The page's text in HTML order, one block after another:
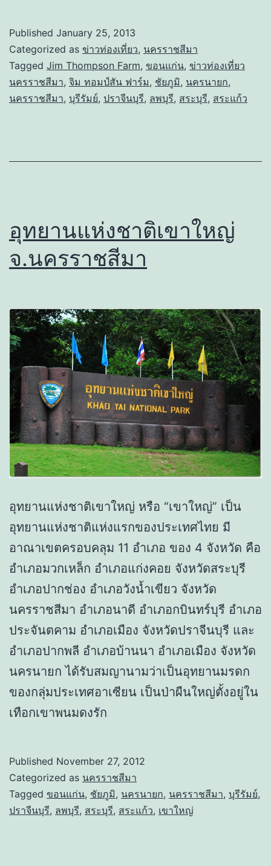
Published January 25, 2013
Categorized as ข่าวท่องเที่ยว, นครราชสีมา
Tagged Jim Thompson Farm, ขอนแก่น, ข่าวท่องเที่ยว
นครราชสีมา, จิม ทอมป์สัน ฟาร์ม, ชัยภูมิ, นครนายก,
นครราชสีมา, บุรีรัมย์, ปราจีนบุรี, ลพบุรี, สระบุรี, สระแก้ว
อุทยานแห่งชาติเขาใหญ่
จ.นครราชสีมา
อุทยานแห่งชาติเขาใหญ่ หรือ “เขาใหญ่” เป็น
อุทยานแห่งชาติแห่งแรกของประเทศไทย มี
อาณาเขตครอบคลุม 11 อำเภอ ของ 4 จังหวัด คือ
อำเภอมวกเหล็ก อำเภอแก่งคอย จังหวัดสระบุรี
อำเภอปากช่อง อำเภอวังน้ำเขียว จังหวัด
นครราชสีมา อำเภอนาดี อำเภอกบินทร์บุรี อำเภอ
ประจันตคาม อำเภอเมือง จังหวัดปราจีนบุรี และ
อำเภอปากพลี อำเภอบ้านนา อำเภอเมือง จังหวัด
นครนายก ได้รับสมญานามว่าเป็นอุทยานมรดก
ของกลุ่มประเทศอาเซียน เป็นป่าผืนใหญ่ตั้งอยู่ใน
เทือกเขาพนมดงรัก
Published November 27, 2012
Categorized as นครราชสีมา
Tagged ขอนแก่น, ชัยภูมิ, นครนายก, นครราชสีมา, บุรีรัมย์,
ปราจีนบุรี, ลพบุรี, สระบุรี, สระแก้ว, เขาใหญ่